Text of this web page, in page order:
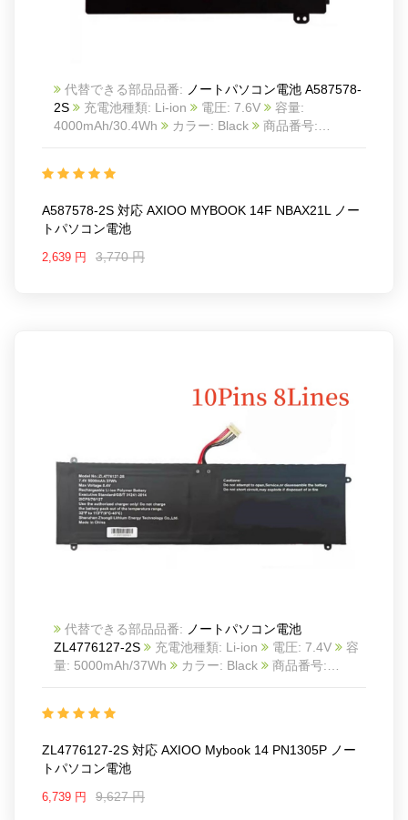
代替できる部品品番: ノートパソコン電池 A587578-
2S
充電池種類: Li-ion 電圧: 7.6V
4000mAh/30.4Wh
カラー: Black
商品番号:
AXIOO MYBOOK 14F NBAX21L
A587578-2S 対応 AXIOO MYBOOK 14F NBAX21L ノー
トパソコン電池
2,639 円 3,770 円
代替できる部品品番: ノートパソコン電池
ZL4776127-2S
充電池種類: Li-ion 電圧: 7.4V
量: 5000mAh/37Wh
カラー: Black
商品番号:
AXIOO Mybook 14 PN1305P
ZL4776127-2S 対応 AXIOO Mybook 14 PN1305P ノー
トパソコン電池
6,739 円 9,627 円